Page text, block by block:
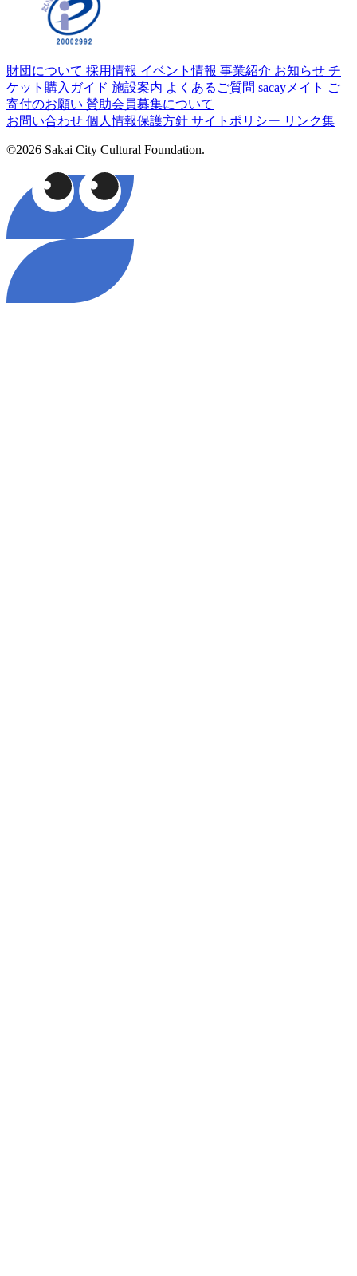
財団について 採用情報 イベント情報 事業紹介 お知らせ チ
ケット購入ガイド 施設案内 よくあるご質問 sacayメイト ご
寄付のお願い 賛助会員募集について
お問い合わせ 個人情報保護方針 サイトポリシー リンク集
©2026 Sakai City Cultural Foundation.